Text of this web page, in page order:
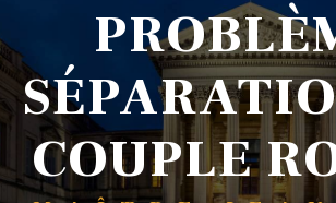
PROBLÈME
COUPLE